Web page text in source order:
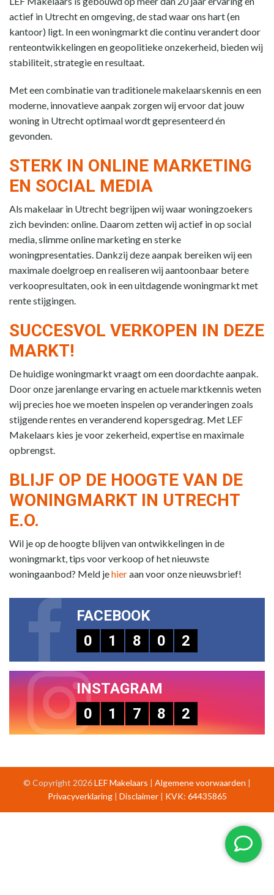
actief in Utrecht en omgeving, de stad waar ons hart (en
kantoor) ligt. In een woningmarkt die continu verandert door
renteontwikkelingen en geopolitieke onzekerheid, bieden wij
stabiliteit, strategie en resultaat.
Met een combinatie van traditionele makelaarskennis en een
moderne, innovatieve aanpak zorgen wij ervoor dat jouw
woning in Utrecht optimaal wordt gepresenteerd én
gevonden.
STERK IN ONLINE MARKETING
EN SOCIAL MEDIA
Als makelaar in Utrecht begrijpen wij waar woningzoekers
zich bevinden: online. Daarom zetten wij actief in op social
media, slimme online marketing en sterke
woningpresentaties. Dankzij deze aanpak bereiken wij een
maximale doelgroep en realiseren wij aantoonbaar betere
verkoopresultaten, ook in een uitdagende woningmarkt met
rente stijgingen.
SUCCESVOL VERKOPEN IN DEZE
MARKT!
De huidige woningmarkt vraagt om een doordachte aanpak.
Door onze jarenlange ervaring en actuele marktkennis weten
wij precies hoe we moeten inspelen op veranderingen zoals
stijgende rentes en veranderend kopersgedrag. Met LEF
Makelaars kies je voor zekerheid, expertise en maximale
opbrengst.
BLIJF OP DE HOOGTE VAN DE
WONINGMARKT IN UTRECHT
E.O.
Wil je op de hoogte blijven van ontwikkelingen in de
woningmarkt, tips voor verkoop of het nieuwste
woningaanbod? Meld jehieraan voor onze nieuwsbrief!
FACEBOOK
0
1 8 0 2
INSTAGRAM
0
1 7 8 2
© Copyright 2026LEF Makelaars | Algemene voorwaarden |
Privacyverklaring| Disclaimer| KVK: 64435865